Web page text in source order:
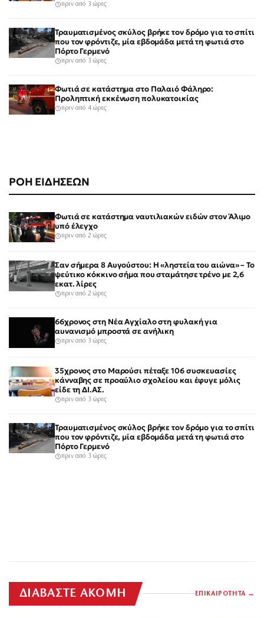
ΡΟΗ ΕΙΔΗΣΕΩΝ
Φωτιά σε κατάστημα ναυτιλιακών ειδών στον Άλιμο
υπό έλεγχο
πριν από 2 ώρες
Σαν σήμερα 8 Αυγούστου: Η «ληστεία του αιώνα» – Το
ψεύτικο κόκκινο σήμα που σταμάτησε τρένο με 2,6
εκατ. λίρες
πριν από 2 ώρες
66χρονος στη Νέα Αγχίαλο στη φυλακή για
αυνανισμό μπροστά σε ανήλικη
πριν από 3 ώρες
35χρονος στο Μαρούσι πέταξε 106 συσκευασίες
κάνναβης σε προαύλιο σχολείου και έφυγε μόλις
είδε τη ΔΙ.ΑΣ.
πριν από 3 ώρες
Τραυματισμένος σκύλος βρήκε τον δρόμο για το σπίτι
που τον φρόντιζε, μία εβδομάδα μετά τη φωτιά στο
Πόρτο Γερμενό
πριν από 3 ώρες
πριν από 3 ώρες
Τραυματισμένος σκύλος βρήκε τον δρόμο για το σπίτι
που τον φρόντιζε, μία εβδομάδα μετά τη φωτιά στο
Πόρτο Γερμενό
πριν από 3 ώρες
Φωτιά σε κατάστημα στο Παλαιό Φάληρο:
Προληπτική εκκένωση πολυκατοικίας
πριν από 4 ώρες
ΔΙΑΒΑΣΤΕ ΑΚΟΜΗ ΕΠΙΚΑΙΡΟΤΗΤΑ